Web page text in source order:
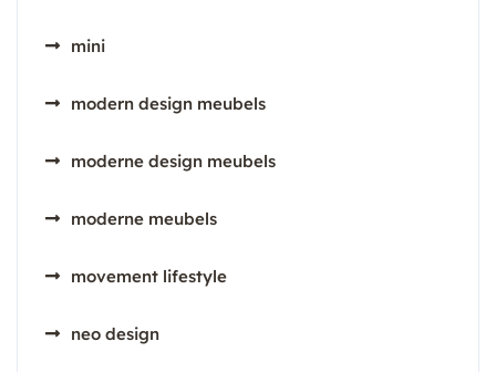
mini
modern design meubels
moderne design meubels
moderne meubels
movement lifestyle
neo design